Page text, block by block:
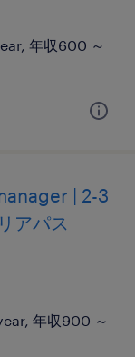
年収600 ～
| 2-3
アパス
年収900 ～